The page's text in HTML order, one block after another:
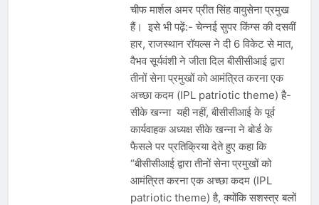
चीफ मार्शल अमर प्रीत सिंह वायुसेना प्रमुख
हैं। इसे भी पढ़ें:- चेन्नई सुपर किंग्स की दसवीं
हार, राजस्थान रॉयल्स ने दी 6 विकेट से मात,
वैभव सूर्यवंशी ने जीता दिल बीसीसीआई द्वारा
तीनों सेना प्रमुखों को आमंत्रित करना एक
अच्छा कदम (IPL patriotic theme) है-
सीके खन्ना यही नहीं, बीसीसीआई के पूर्व
कार्यवाहक अध्यक्ष सीके खन्ना ने बोर्ड के
फैसले पर प्रतिक्रिया देते हुए कहा कि
“बीसीसीआई द्वारा तीनों सेना प्रमुखों को
आमंत्रित करना एक अच्छा कदम (IPL
patriotic theme) है, क्योंकि सशस्त्र बलों